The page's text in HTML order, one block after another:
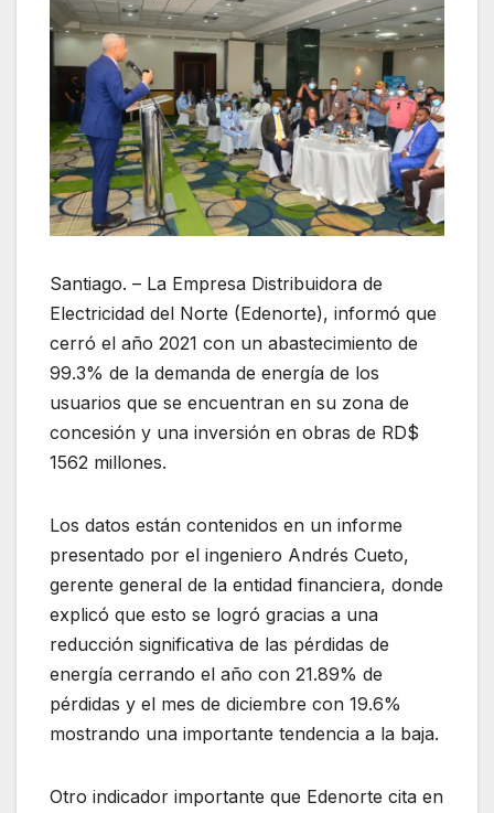
Santiago. – La Empresa Distribuidora de
Electricidad del Norte (Edenorte), informó que
cerró el año 2021 con un abastecimiento de
99.3% de la demanda de energía de los
usuarios que se encuentran en su zona de
concesión y una inversión en obras de RD$
1562 millones.
Los datos están contenidos en un informe
presentado por el ingeniero Andrés Cueto,
gerente general de la entidad financiera, donde
explicó que esto se logró gracias a una
reducción significativa de las pérdidas de
energía cerrando el año con 21.89% de
pérdidas y el mes de diciembre con 19.6%
mostrando una importante tendencia a la baja.
Otro indicador importante que Edenorte cita en